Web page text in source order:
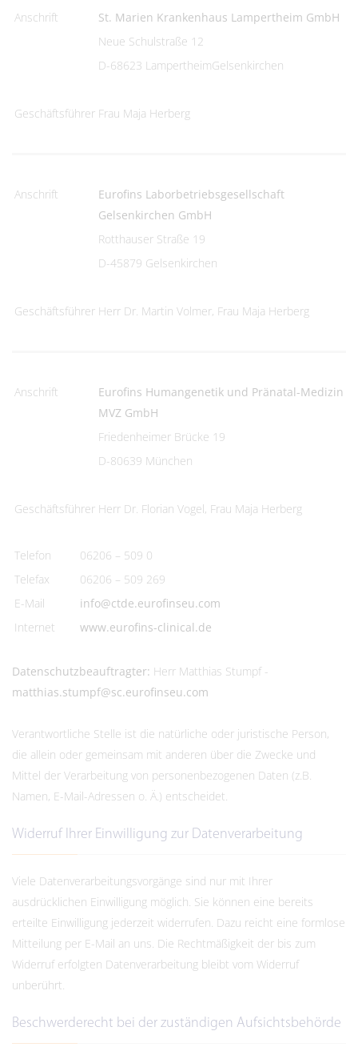
Anschrift
St. Marien Krankenhaus Lampertheim GmbH
Neue Schulstraße 12
D-68623 LampertheimGelsenkirchen
Geschäftsführer Frau Maja Herberg
Anschrift
Eurofins Laborbetriebsgesellschaft
Gelsenkirchen GmbH
Rotthauser Straße 19
D-45879 Gelsenkirchen
Geschäftsführer Herr Dr. Martin Volmer, Frau Maja Herberg
Anschrift
Eurofins Humangenetik und Pränatal-Medizin
MVZ GmbH
Friedenheimer Brücke 19
D-80639 München
Geschäftsführer Herr Dr. Florian Vogel, Frau Maja Herberg
Telefon
06206 – 509 0
Telefax
06206 – 509 269
E-Mail
info@ctde.eurofinseu.com
Internet
www.eurofins-clinical.de
Datenschutzbeauftragter: Herr Matthias Stumpf -
matthias.stumpf@sc.eurofinseu.com
Verantwortliche Stelle ist die natürliche oder juristische Person,
die allein oder gemeinsam mit anderen über die Zwecke und
Mittel der Verarbeitung von personenbezogenen Daten (z.B.
Namen, E-Mail-Adressen o. Ä.) entscheidet.
Widerruf Ihrer Einwilligung zur Datenverarbeitung
Viele Datenverarbeitungsvorgänge sind nur mit Ihrer
ausdrücklichen Einwilligung möglich. Sie können eine bereits
erteilte Einwilligung jederzeit widerrufen. Dazu reicht eine formlose
Mitteilung per E-Mail an uns. Die Rechtmäßigkeit der bis zum
Widerruf erfolgten Datenverarbeitung bleibt vom Widerruf
unberührt.
Beschwerderecht bei der zuständigen Aufsichtsbehörde